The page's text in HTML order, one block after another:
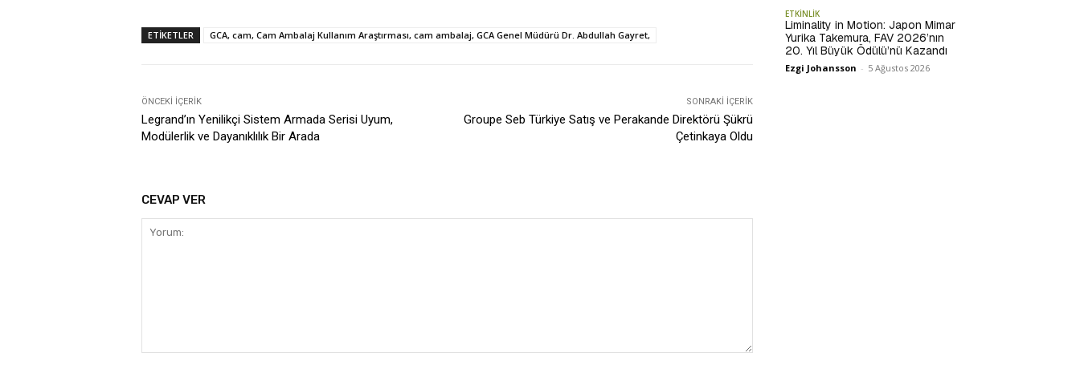
ETIKETLER GCA, cam, Cam Ambalaj Kullanım Araştırması, cam ambalaj, GCA Genel Müdürü Dr. Abdullah Gayret,
ÖNCEKI İÇERIK
Legrand’ın Yenilikçi Sistem Armada Serisi Uyum,
Modülerlik ve Dayanıklılık Bir Arada
SONRAKI İÇERIK
Groupe Seb Türkiye Satış ve Perakande Direktörü Şükrü
Çetinkaya Oldu
CEVAP VER
ETKİNLİK
Liminality in Motion: Japon Mimar
Yurika Takemura, FAV 2026’nın
20. Yıl Büyük Ödülü’nü Kazandı
Ezgi Johansson - 5 Ağustos 2026